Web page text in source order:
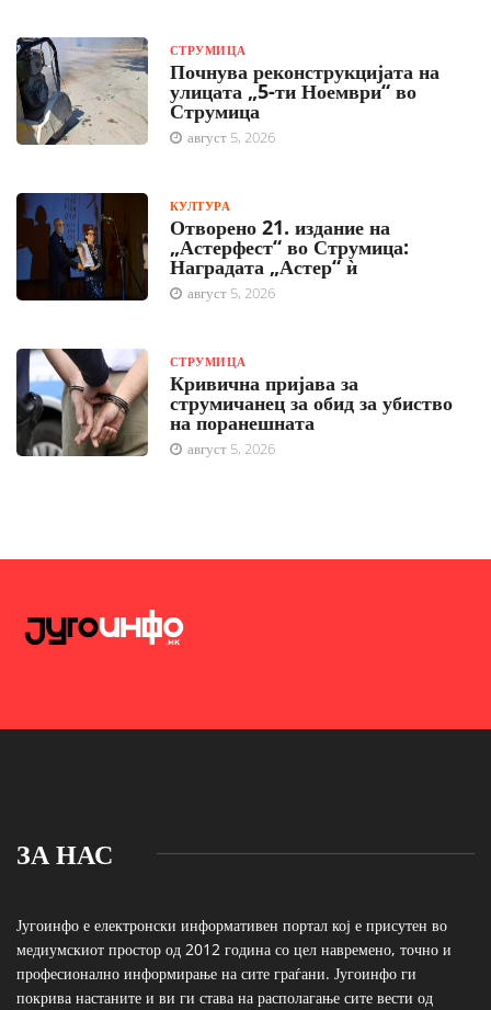
СТРУМИЦА
Почнува реконструкцијата на
улицата „5-ти Ноември“ во
Струмица
август 5, 2026
КУЛТУРА
Отворено 21. издание на
„Астерфест“ во Струмица:
Наградата „Астер“ ѝ
август 5, 2026
СТРУМИЦА
Кривична пријава за
струмичанец за обид за убиство
на поранешната
август 5, 2026
ЗА НАС
Југоинфо е електронски информативен портал кој е присутен во
медиумскиот простор од 2012 година со цел навремено, точно и
професионално информирање на сите граѓани. Југоинфо ги
покрива настаните и ви ги става на располагање сите вести од